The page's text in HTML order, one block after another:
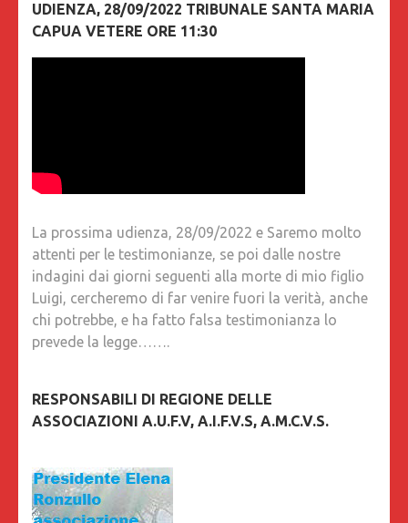
UDIENZA, 28/09/2022 TRIBUNALE SANTA MARIA
CAPUA VETERE ORE 11:30
La prossima udienza, 28/09/2022 e Saremo molto
attenti per le testimonianze, se poi dalle nostre
indagini dai giorni seguenti alla morte di mio figlio
Luigi, cercheremo di far venire fuori la verità, anche
chi potrebbe, e ha fatto falsa testimonianza lo
prevede la legge…….
RESPONSABILI DI REGIONE DELLE
ASSOCIAZIONI A.U.F.V, A.I.F.V.S, A.M.C.V.S.